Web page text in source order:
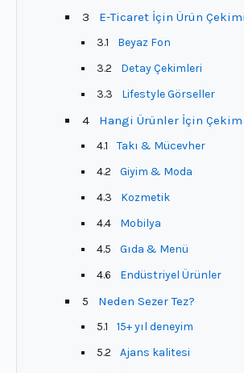
3 E-Ticaret İçin Ürün Çekimi
3.1
Beyaz Fon
3.2
Detay Çekimleri
3.3
Lifestyle Görseller
4 Hangi Ürünler İçin Çekim
4.1
Takı & Mücevher
4.2
Giyim & Moda
4.3
Kozmetik
4.4
Mobilya
4.5
Gıda & Menü
4.6
Endüstriyel Ürünler
5 Neden Sezer Tez?
5.1
15+ yıl deneyim
5.2
Ajans kalitesi